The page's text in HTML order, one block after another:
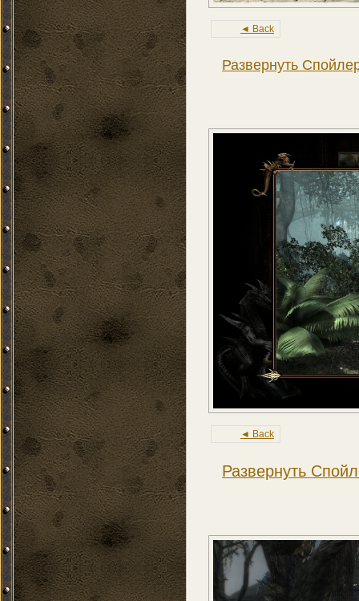
◄ Back
Развернуть
◄ Back
Развернуть